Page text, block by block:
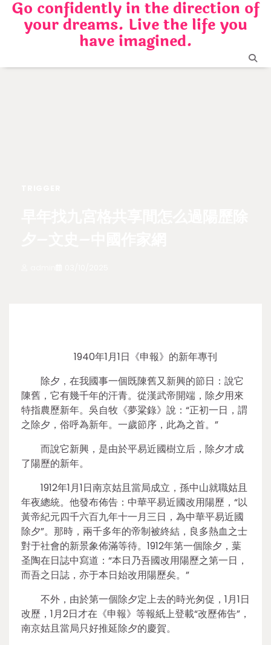
Skip
content
Go confidently in the direction of
your dreams. Live the life you
have imagined.
1940年1月1日《申報》的新年專刊
除夕，在我國事一個既陳舊又新興的節日：說它
陳舊，它有幾千年的汗青。從漢武帝開端，除夕用來
特指農歷新年。吳自牧《夢粱錄》說：“正初一日，謂
之除夕，俗呼為新年。一歲節序，此為之首。”
而說它新興，是由於平易近國樹立后，除夕才成
了陽歷的新年。
1912年1月1日南京姑且當局成立，孫中山就職姑且
年夜總統。他發布佈告：中華平易近國改用陽歷，“以
黃帝紀元四千六百九年十一月三日，為中華平易近國
除夕”。那時，兩千多年的帝制被終結，良多熱血之士
對于社會的新景象佈滿等待。1912年第一個除夕，葉
圣陶在日誌中寫道：“本日乃吾國改用陽歷之第一日，
而吾之日誌，亦于本日始改用陽歷矣。”
不外，由於第一個除夕定上去的時光匆促，1月1日
改歷，1月2日才在《申報》等報紙上登載“改歷佈告”，
南京姑且當局只好推延除夕的慶賀。